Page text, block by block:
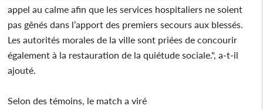
appel au calme afin que les services hospitaliers ne soient
pas gênés dans l’apport des premiers secours aux blessés.
Les autorités morales de la ville sont priées de concourir
également à la restauration de la quiétude sociale.", a-t-il
ajouté.
Selon des témoins, le match a viré